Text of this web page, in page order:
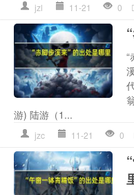
jzl 11-21 0
“
游) 陆游（1...
jzc 11-21 0